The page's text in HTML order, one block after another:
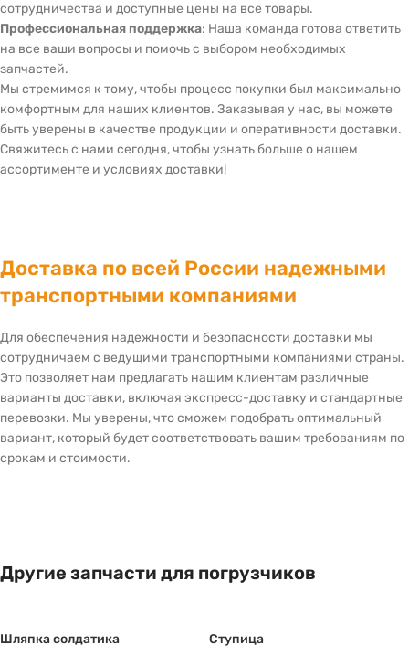
сотрудничества и доступные цены на все товары.
Профессиональная поддержка: Наша команда готова ответить
на все ваши вопросы и помочь с выбором необходимых
запчастей.
Мы стремимся к тому, чтобы процесс покупки был максимально
комфортным для наших клиентов. Заказывая у нас, вы можете
быть уверены в качестве продукции и оперативности доставки.
Свяжитесь с нами сегодня, чтобы узнать больше о нашем
ассортименте и условиях доставки!
Доставка по всей России надежными
транспортными компаниями
Для обеспечения надежности и безопасности доставки мы
сотрудничаем с ведущими транспортными компаниями страны.
Это позволяет нам предлагать нашим клиентам различные
варианты доставки, включая экспресс-доставку и стандартные
перевозки. Мы уверены, что сможем подобрать оптимальный
вариант, который будет соответствовать вашим требованиям по
срокам и стоимости.
Другие запчасти для погрузчиков
Шляпка солдатика Ступица